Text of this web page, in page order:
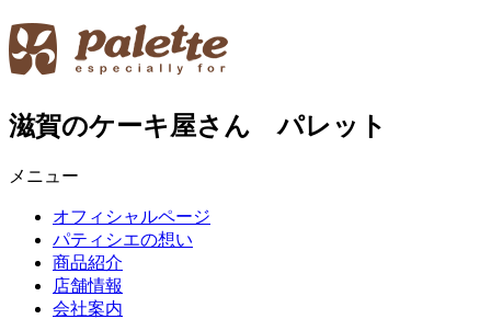
滋賀のケーキ屋さん パレット
メニュー
オフィシャルページ
パティシエの想い
商品紹介
店舗情報
会社案内